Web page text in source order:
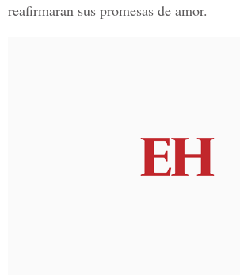
reafirmaran sus promesas de amor.